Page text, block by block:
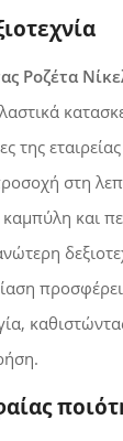
Ροζέτα
της εταιρείας
στη
και